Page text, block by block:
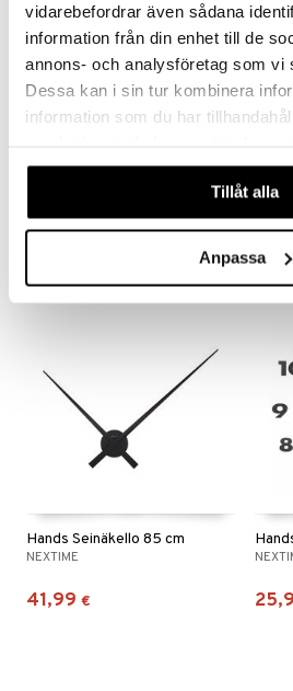
vidarebefordrar även sådana
information från din enhet till de
annons- och analysföretag som vi
Dessa kan i sin tur kombinera
information som du har
våra cookies vid fortsatt
Tillåt alla
Anpassa
Plug Inn Seinäkello 58 cm
alk.83,99 €
Hands Seinäkello 85 cm
NEXTIME
41,99 €